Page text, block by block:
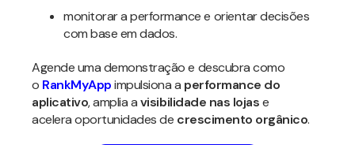
monitorar a performance e orientar decisões
com base em dados.
Agende uma demonstração e descubra como
o RankMyAppimpulsiona a performance do
aplicativo, amplia avisibilidade nas lojase
acelera oportunidades de crescimento orgânico.